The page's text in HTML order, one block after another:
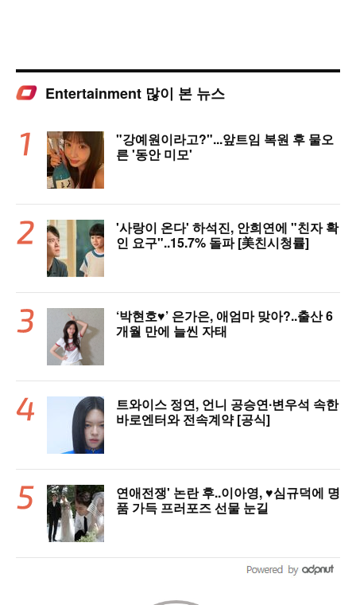
Entertainment 많이 본 뉴스
"강예원이라고?"...앞트임 복원 후 물오
른 '동안 미모'
'사랑이 온다' 하석진, 안희연에 "친자 확
인 요구"..15.7% 돌파 [美친시청률]
‘박현호♥’ 은가은, 애엄마 맞아?..출산 6
개월 만에 늘씬 자태
트와이스 정연, 언니 공승연∙변우석 속한
바로엔터와 전속계약 [공식]
연애전쟁' 논란 후..이아영, ♥심규덕에 명
품 가득 프러포즈 선물 눈길